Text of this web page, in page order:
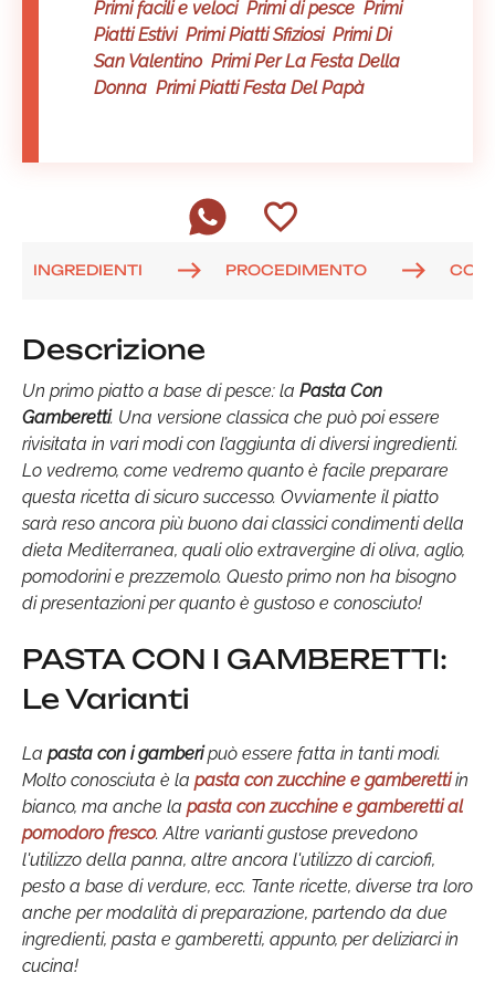
Primi facili e veloci Primi di pesce Primi
Piatti Estivi Primi Piatti Sfiziosi Primi Di
San Valentino Primi Per La Festa Della
Donna Primi Piatti Festa Del Papà
INGREDIENTI PROCEDIMENTO
Descrizione
Un primo piatto a base di pesce: la Pasta Con
Gamberetti. Una versione classica che può poi essere
rivisitata in vari modi con l’aggiunta di diversi ingredienti.
Lo vedremo, come vedremo quanto è facile preparare
questa ricetta di sicuro successo. Ovviamente il piatto
sarà reso ancora più buono dai classici condimenti della
dieta Mediterranea, quali olio extravergine di oliva, aglio,
pomodorini e prezzemolo. Questo primo non ha bisogno
di presentazioni per quanto è gustoso e conosciuto!
PASTA CON I GAMBERETTI:
Le Varianti
La pasta con i gamberipuò essere fatta in tanti modi.
Molto conosciuta è la pasta con zucchine e gamberettiin
bianco, ma anche la pasta con zucchine e gamberetti al
pomodoro fresco. Altre varianti gustose prevedono
l'utilizzo della panna, altre ancora l'utilizzo di carciofi,
pesto a base di verdure, ecc. Tante ricette, diverse tra loro
anche per modalità di preparazione, partendo da due
ingredienti, pasta e gamberetti, appunto, per deliziarci in
cucina!